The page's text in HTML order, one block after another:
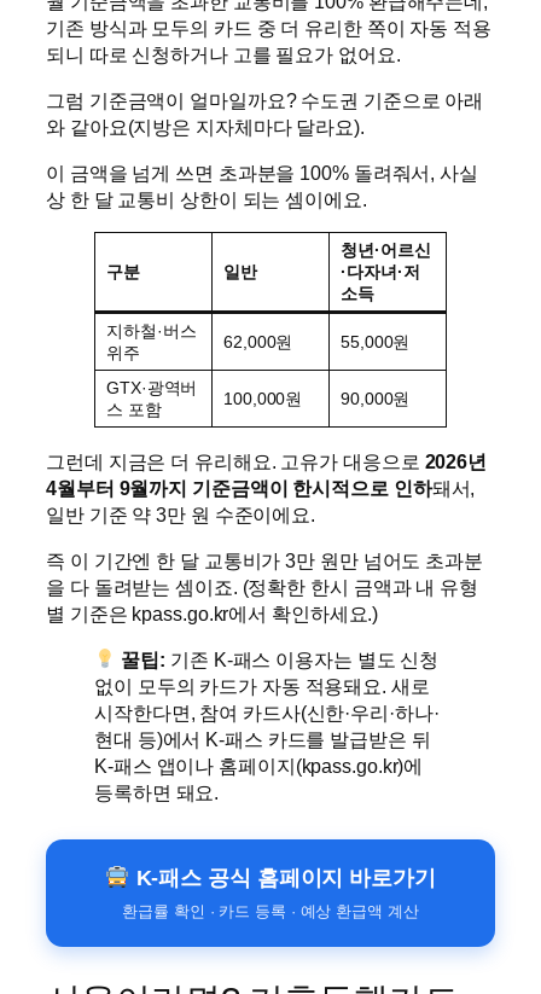
기존 방식과 모두의 카드 중 더 유리한 쪽이 자동 적용
되니 따로 신청하거나 고를 필요가 없어요.
그럼 기준금액이 얼마일까요? 수도권 기준으로 아래
와 같아요(지방은 지자체마다 달라요).
이 금액을 넘게 쓰면 초과분을 100% 돌려줘서, 사실
상 한 달 교통비 상한이 되는 셈이에요.
구분 일반
청년·어르신
·다자녀·저
소득
지하철·버스
위주
62,000원 55,000원
GTX·광역버
스 포함
100,000원 90,000원
그런데 지금은 더 유리해요. 고유가 대응으로 2026년
4월부터 9월까지 기준금액이 한시적으로 인하돼서,
일반 기준 약 3만 원 수준이에요.
즉 이 기간엔 한 달 교통비가 3만 원만 넘어도 초과분
을 다 돌려받는 셈이죠. (정확한 한시 금액과 내 유형
별 기준은 kpass.go.kr에서 확인하세요.)
꿀팁: 기존 K-패스 이용자는 별도 신청
없이 모두의 카드가 자동 적용돼요. 새로
시작한다면, 참여 카드사(신한·우리·하나·
현대 등)에서 K-패스 카드를 발급받은 뒤
K-패스 앱이나 홈페이지(kpass.go.kr)에
등록하면 돼요.
K-패스 공식 홈페이지 바로가기
환급률 확인 · 카드 등록 · 예상 환급액 계산